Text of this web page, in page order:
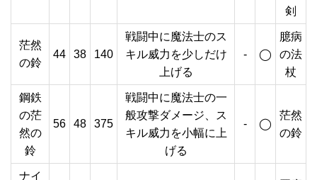
剣
茫然
の鈴
44 38 140
戦闘中に魔法士のス
キル威力を少しだけ
上げる
- ◯
臆病
の法
杖
鋼鉄
の茫
然の
鈴
56 48 375
戦闘中に魔法士の一
般攻撃ダメージ、ス
キル威力を小幅に上
げる
- ◯
茫然
の鈴
ナイ